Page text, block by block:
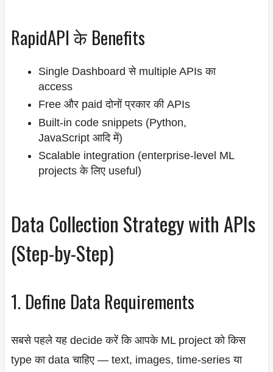
RapidAPI के Benefits
Single Dashboard से multiple APIs का
access
Free और paid दोनों प्रकार की APIs
Built-in code snippets (Python,
JavaScript आदि में)
Scalable integration (enterprise-level ML
projects के लिए useful)
Data Collection Strategy with APIs
(Step-by-Step)
1. Define Data Requirements
सबसे पहले यह decide करें कि आपके ML project को किस
type का data चाहिए — text, images, time-series या